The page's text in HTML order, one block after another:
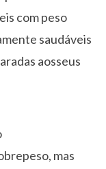
com peso
saudáveis
aosseus
mas